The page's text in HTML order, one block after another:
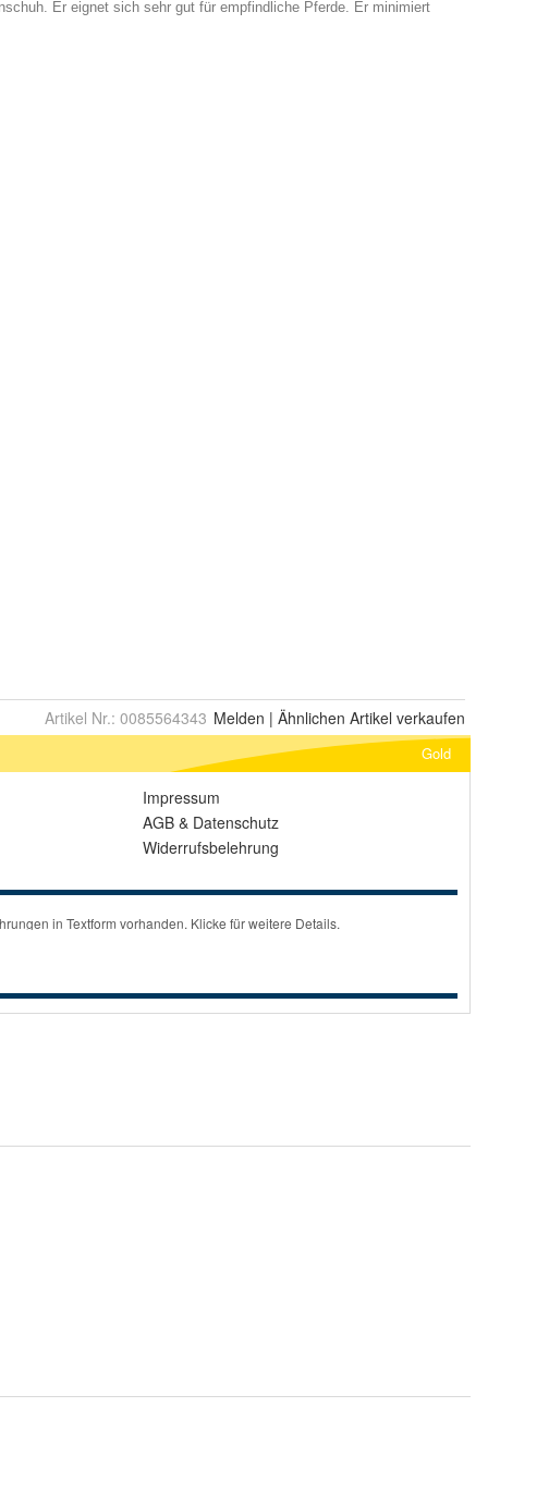
Artikel Nr.: 0085564343 Melden | Ähnlichen Artikel verkaufen
Gold
Impressum
AGB & Datenschutz
Widerrufsbelehrung